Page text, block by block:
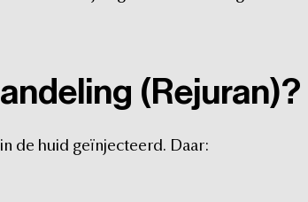
(Rejuran)?
in de huid geïnjecteerd. Daar: